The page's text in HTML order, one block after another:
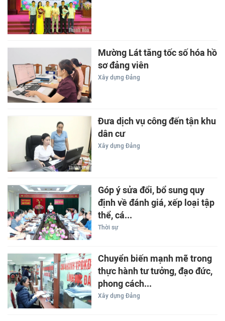
Mường Lát tăng tốc số hóa hồ
sơ đảng viên
Xây dựng Đảng
Đưa dịch vụ công đến tận khu
dân cư
Xây dựng Đảng
Góp ý sửa đổi, bổ sung quy
định về đánh giá, xếp loại tập
thể, cá...
Thời sự
Chuyển biến mạnh mẽ trong
thực hành tư tưởng, đạo đức,
phong cách...
Xây dựng Đảng